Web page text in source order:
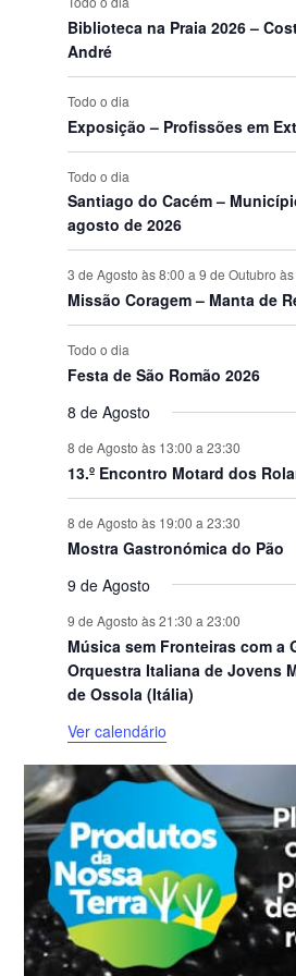
v
e
n
t
o
s
s
s
o
s
o
o
o
o
n
t
o
s
o
n
o
n
o
n
Biblioteca na Praia 2026 –
André
Todo o dia
Exposição – Profissões em
Todo o dia
Santiago do Cacém –
agosto de 2026
3 de Agosto às 8:00 a 9 de Outubro
Missão Coragem – Manta de
Todo o dia
Festa de São Romão 2026
8 de Agosto
8 de Agosto às 13:00 a 23:30
13.º Encontro Motard dos
8 de Agosto às 19:00 a 23:30
Mostra Gastronómica do Pão
9 de Agosto
9 de Agosto às 21:30 a 23:00
Música sem Fronteiras com a
Orquestra Italiana de Jovens
de Ossola (Itália)
Ver calendário